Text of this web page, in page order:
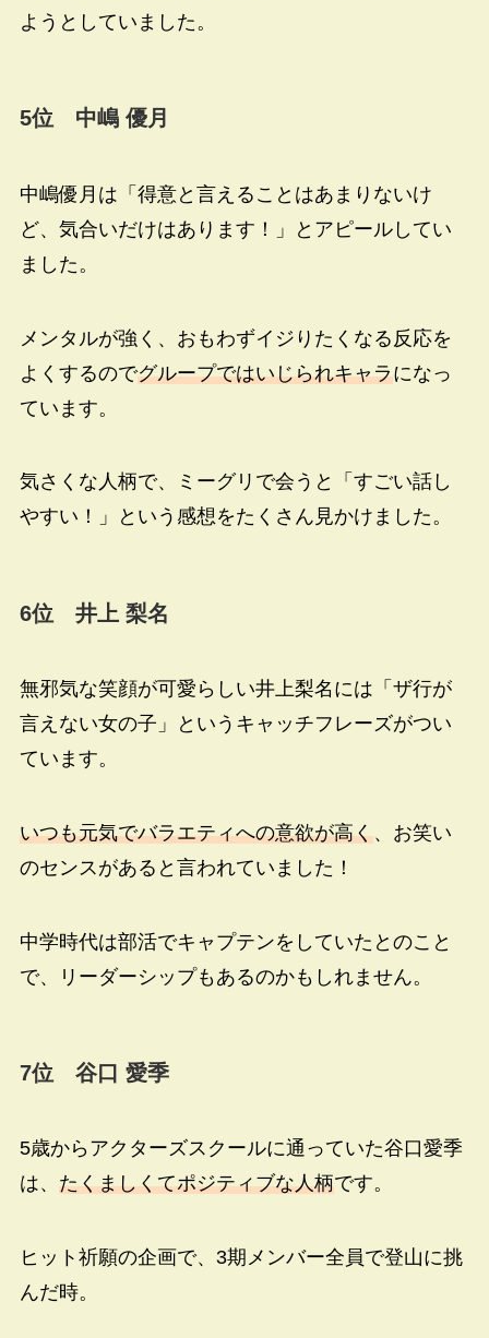
ようとしていました。
5位 中嶋 優月
中嶋優月は「得意と言えることはあまりないけ
ど、気合いだけはあります！」とアピールしてい
ました。
メンタルが強く、おもわずイジりたくなる反応を
よくするのでグループではいじられキャラになっ
ています。
気さくな人柄で、ミーグリで会うと「すごい話し
やすい！」という感想をたくさん見かけました。
6位 井上 梨名
無邪気な笑顔が可愛らしい井上梨名には「ザ行が
言えない女の子」というキャッチフレーズがつい
ています。
いつも元気でバラエティへの意欲が高く、お笑い
のセンスがあると言われていました！
中学時代は部活でキャプテンをしていたとのこと
で、リーダーシップもあるのかもしれません。
7位 谷口 愛季
5歳からアクターズスクールに通っていた谷口愛季
は、 たくましくてポジティブな人柄です。
ヒット祈願の企画で、3期メンバー全員で登山に挑
んだ時。